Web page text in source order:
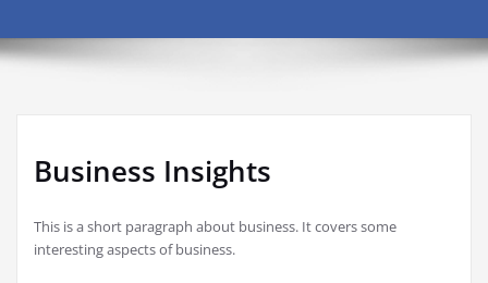
Business Insights
This is a short paragraph about business. It covers some
interesting aspects of business.